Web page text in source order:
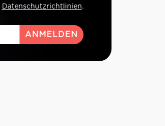
Datenschutzrichtlinien.